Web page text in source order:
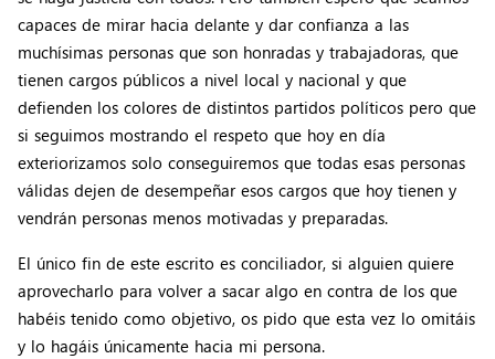
capaces de mirar hacia delante y dar confianza a las
muchísimas personas que son honradas y trabajadoras, que
tienen cargos públicos a nivel local y nacional y que
defienden los colores de distintos partidos políticos pero que
si seguimos mostrando el respeto que hoy en día
exteriorizamos solo conseguiremos que todas esas personas
válidas dejen de desempeñar esos cargos que hoy tienen y
vendrán personas menos motivadas y preparadas.
El único fin de este escrito es conciliador, si alguien quiere
aprovecharlo para volver a sacar algo en contra de los que
habéis tenido como objetivo, os pido que esta vez lo omitáis
y lo hagáis únicamente hacia mi persona.